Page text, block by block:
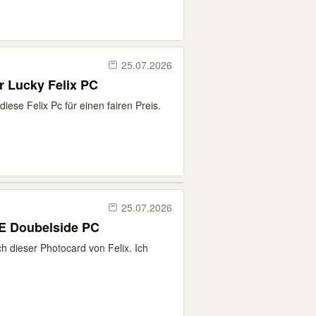
25.07.2026
Lucky Felix PC
Felix Pc für einen fairen Preis.
25.07.2026
Doubelside PC
dieser Photocard von Felix. Ich